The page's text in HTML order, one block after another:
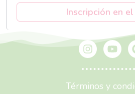
Inscripción en
Términos y